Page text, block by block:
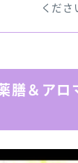
くださ
膳＆ア